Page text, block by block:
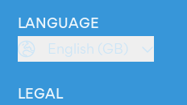
LANGUAGE
English (GB)
LEGAL